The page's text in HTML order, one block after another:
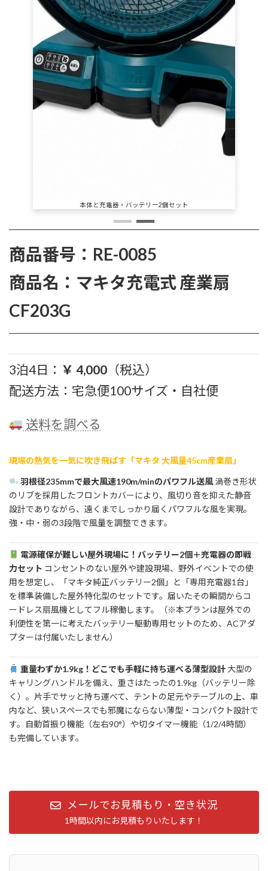
スポットクーラーと併用でより効果アップ
商品番号：RE-0085
商品名：マキタ充電式 産業扇
CF203G
3泊4日： ￥ 4,000 （税込）
配送方法：宅急便100サイズ・自社便
送料を調べる
現場の熱気を一気に吹き飛ばす「マキタ 大風量45cm産業扇」
羽根径235mmで最大風速190m/minのパワフル送風渦巻き形状
のリブを採用したフロントカバーにより、風切り音を抑えた静音
設計でありながら、遠くまでしっかり届くパワフルな風を実現。
強・中・弱の3段階で風量を調整できます。
電源確保が難しい屋外現場に！バッテリー2個＋充電器の即戦
力セット コンセントのない屋外や建設現場、野外イベントでの使
用を想定し、「マキタ純正バッテリー2個」と「専用充電器1台」
を標準装備した屋外特化型のセットです。届いたその瞬間からコ
ードレス扇風機としてフル稼働します。（※本プランは屋外での
利便性を第一に考えたバッテリー駆動専用セットのため、ACアダ
プターは付属いたしません）
重量わずか1.9kg！どこでも手軽に持ち運べる薄型設計大型の
キャリングハンドルを備え、重さはたったの1.9kg（バッテリー除
く）。片手でサッと持ち運べて、テントの足元やテーブルの上、車
内など、狭いスペースでも邪魔にならない薄型・コンパクト設計で
す。自動首振り機能（左右90°）や切タイマー機能（1/2/4時間）
も完備しています。
メールでお見積もり・空き状況
1時間以内にお見積もりいたします！